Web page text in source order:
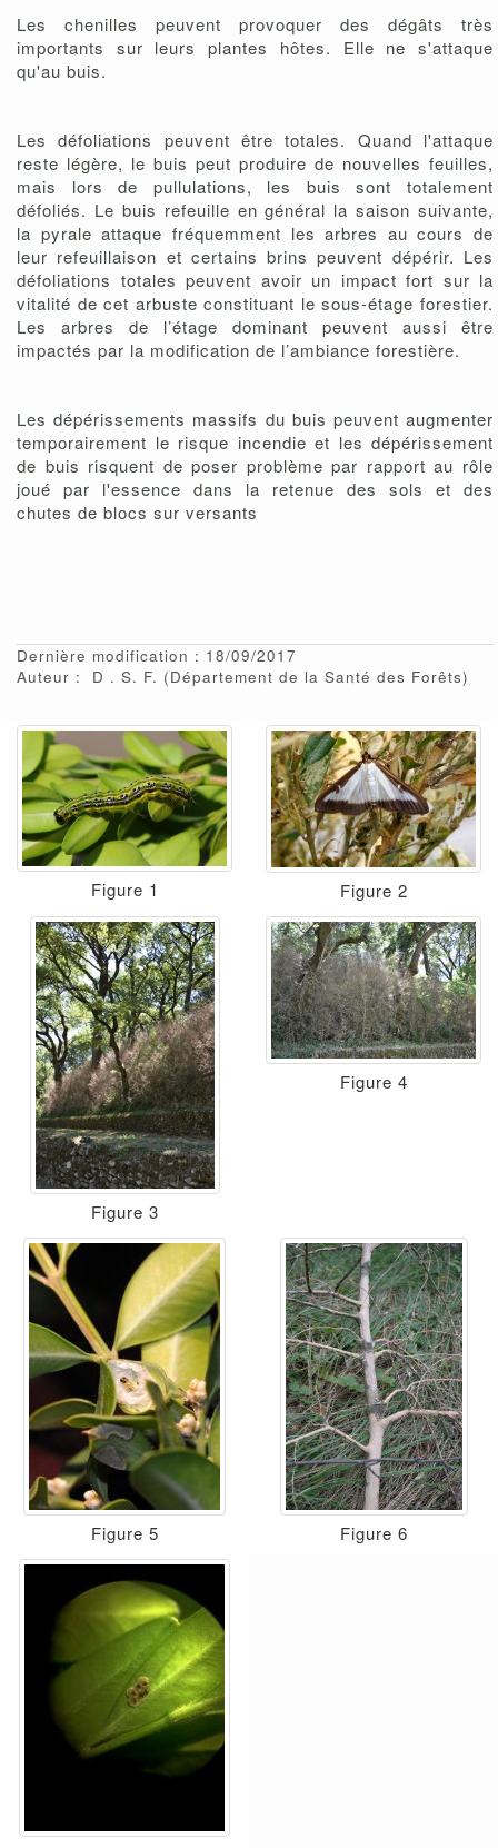
Les chenilles peuvent provoquer des dégâts très
importants sur leurs plantes hôtes. Elle ne s'attaque
qu'au buis.
Les défoliations peuvent être totales. Quand l'attaque
reste légère, le buis peut produire de nouvelles feuilles,
mais lors de pullulations, les buis sont totalement
défoliés. Le buis refeuille en général la saison suivante,
la pyrale attaque fréquemment les arbres au cours de
leur refeuillaison et certains brins peuvent dépérir. Les
défoliations totales peuvent avoir un impact fort sur la
vitalité de cet arbuste constituant le sous-étage forestier.
Les arbres de l’étage dominant peuvent aussi être
impactés par la modification de l’ambiance forestière.
Les dépérissements massifs du buis peuvent augmenter
temporairement le risque incendie et les dépérissement
de buis risquent de poser problème par rapport au rôle
joué par l'essence dans la retenue des sols et des
chutes de blocs sur versants
Dernière modification : 18/09/2017
Auteur :
D S. F. (Département de la Santé des Forêts)
Figure 1 Figure 2
Figure 3
Figure 4
Figure 5 Figure 6